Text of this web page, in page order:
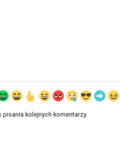
kolejnych komentarzy.